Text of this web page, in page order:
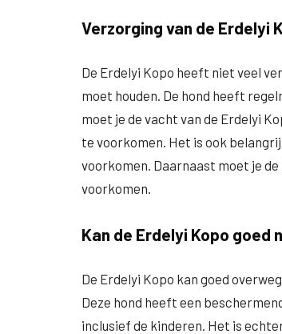
Verzorging van de Erdelyi
De Erdelyi Kopo heeft niet veel
moet houden. De hond heeft
moet je de vacht van de Erdelyi
te voorkomen. Het is ook
voorkomen. Daarnaast moet je
voorkomen.
Kan de Erdelyi Kopo goed
De Erdelyi Kopo kan goed
Deze hond heeft een
inclusief de kinderen. Het is